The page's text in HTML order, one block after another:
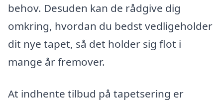
behov. Desuden kan de rådgive dig
omkring, hvordan du bedst vedligeholder
dit nye tapet, så det holder sig flot i
mange år fremover.
At indhente tilbud på tapetsering er